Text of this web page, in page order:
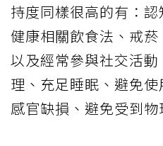
持度同樣很高的有：
健康相關飲食法、戒菸
以及經常參與社交活
理、充足睡眠、避免
感官缺損、避免受到物